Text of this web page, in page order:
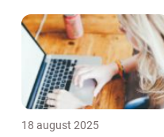
18 august 2025